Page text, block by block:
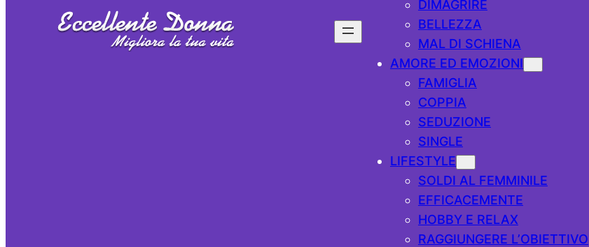
DIMAGRIRE
BELLEZZA
MAL DI SCHIENA
AMORE ED EMOZIONI
FAMIGLIA
COPPIA
SEDUZIONE
SINGLE
LIFESTYLE
SOLDI AL FEMMINILE
EFFICACEMENTE
HOBBY E RELAX
RAGGIUNGERE L’OBIETTIVO